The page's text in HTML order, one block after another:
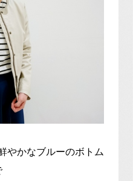
やかなブルーのボトム